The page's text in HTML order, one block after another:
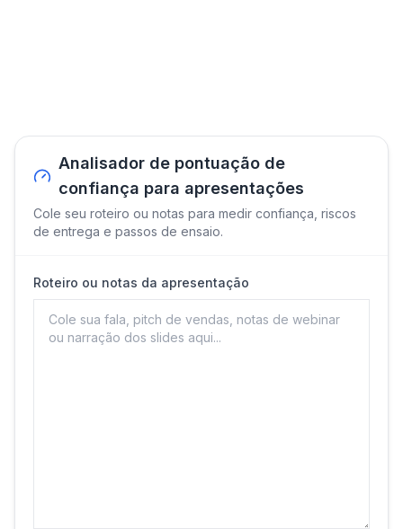
Analisador de pontuação de
confiança para apresentações
Cole seu roteiro ou notas para medir confiança, riscos
de entrega e passos de ensaio.
Roteiro ou notas da apresentação